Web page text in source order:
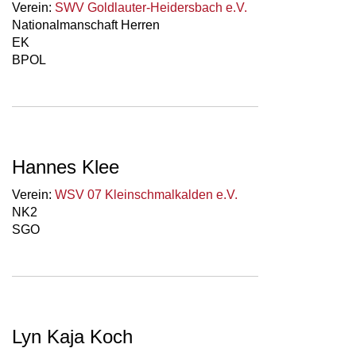
Verein: SWV Goldlauter-Heidersbach e.V.
Nationalmanschaft Herren
EK
BPOL
Hannes Klee
Verein: WSV 07 Kleinschmalkalden e.V.
NK2
SGO
Lyn Kaja Koch